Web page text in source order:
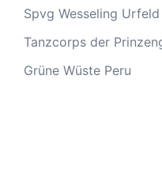
Spvg Wesseling Urfeld
Tanzcorps der
Grüne Wüste Peru